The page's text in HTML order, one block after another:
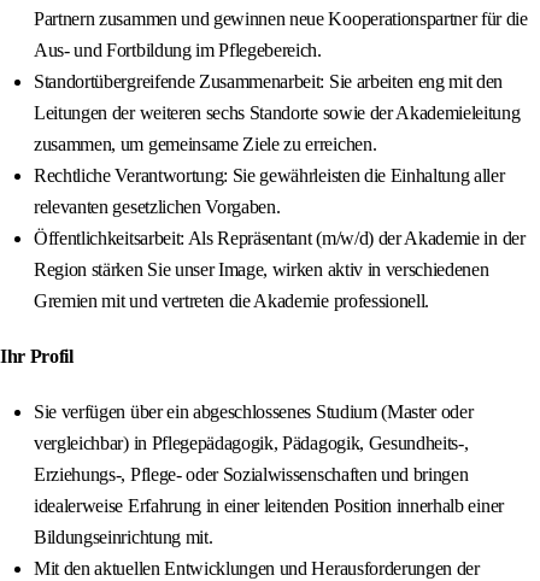
Partnern zusammen und gewinnen neue Kooperationspartner für die
Aus- und Fortbildung im Pflegebereich.
Standortübergreifende Zusammenarbeit: Sie arbeiten eng mit den
Leitungen der weiteren sechs Standorte sowie der Akademieleitung
zusammen, um gemeinsame Ziele zu erreichen.
Rechtliche Verantwortung: Sie gewährleisten die Einhaltung aller
relevanten gesetzlichen Vorgaben.
Öffentlichkeitsarbeit: Als Repräsentant (m/w/d) der Akademie in der
Region stärken Sie unser Image, wirken aktiv in verschiedenen
Gremien mit und vertreten die Akademie professionell.
Ihr Profil
Sie verfügen über ein abgeschlossenes Studium (Master oder
vergleichbar) in Pflegepädagogik, Pädagogik, Gesundheits-,
Erziehungs-, Pflege- oder Sozialwissenschaften und bringen
idealerweise Erfahrung in einer leitenden Position innerhalb einer
Bildungseinrichtung mit.
Mit den aktuellen Entwicklungen und Herausforderungen der